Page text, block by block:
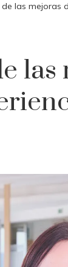
las mejoras
las